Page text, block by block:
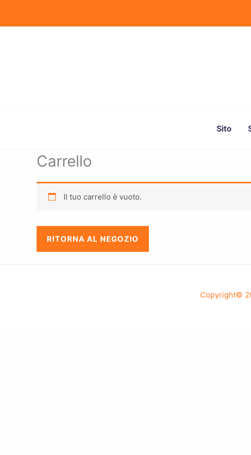
contenuto
Sito
Carrello
Il tuo carrello è vuoto.
RITORNA AL NEGOZIO
Copyright©